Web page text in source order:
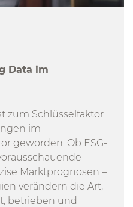
Data im
zum Schlüsselfaktor
im
geworden. Ob ESG-
Marktprognosen –
verändern die Art,
betrieben und